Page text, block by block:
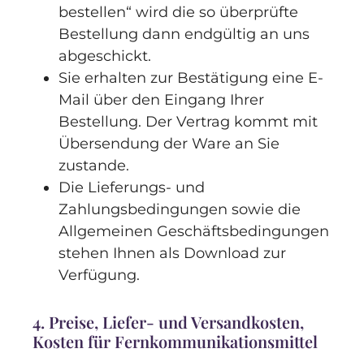
bestellen“ wird die so überprüfte
Bestellung dann endgültig an uns
abgeschickt.
Sie erhalten zur Bestätigung eine E-
Mail über den Eingang Ihrer
Bestellung. Der Vertrag kommt mit
Übersendung der Ware an Sie
zustande.
Die Lieferungs- und
Zahlungsbedingungen sowie die
Allgemeinen Geschäftsbedingungen
stehen Ihnen als Download zur
Verfügung.
4. Preise, Liefer- und Versandkosten,
Kosten für Fernkommunikationsmittel